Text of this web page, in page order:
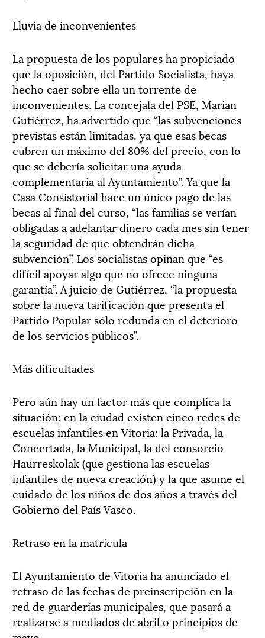
Lluvia de inconvenientes
La propuesta de los populares ha propiciado
que la oposición, del Partido Socialista, haya
hecho caer sobre ella un torrente de
inconvenientes. La concejala del PSE, Marian
Gutiérrez, ha advertido que “las subvenciones
previstas están limitadas, ya que esas becas
cubren un máximo del 80% del precio, con lo
que se debería solicitar una ayuda
complementaria al Ayuntamiento”. Ya que la
Casa Consistorial hace un único pago de las
becas al final del curso, “las familias se verían
obligadas a adelantar dinero cada mes sin tener
la seguridad de que obtendrán dicha
subvención”. Los socialistas opinan que “es
difícil apoyar algo que no ofrece ninguna
garantía”. A juicio de Gutiérrez, “la propuesta
sobre la nueva tarificación que presenta el
Partido Popular sólo redunda en el deterioro
de los servicios públicos”.
Más dificultades
Pero aún hay un factor más que complica la
situación: en la ciudad existen cinco redes de
escuelas infantiles en Vitoria: la Privada, la
Concertada, la Municipal, la del consorcio
Haurreskolak (que gestiona las escuelas
infantiles de nueva creación) y la que asume el
cuidado de los niños de dos años a través del
Gobierno del País Vasco.
Retraso en la matrícula
El Ayuntamiento de Vitoria ha anunciado el
retraso de las fechas de preinscripción en la
red de guarderías municipales, que pasará a
realizarse a mediados de abril o principios de